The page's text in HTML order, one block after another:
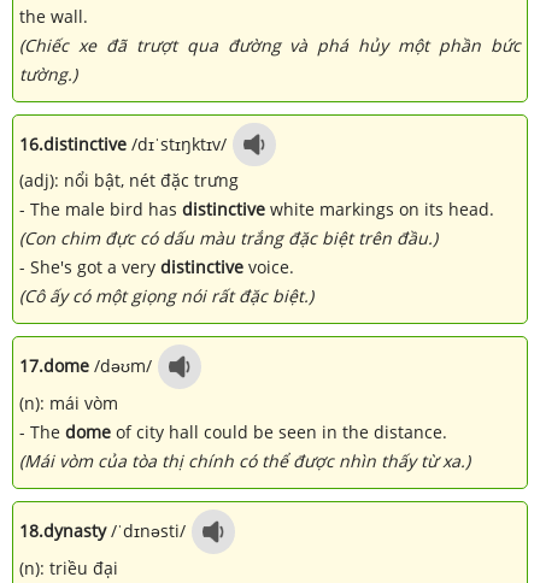
the wall.
(Chiếc xe đã trượt qua đường và phá hủy một phần bức
tường.)
16.distinctive /dɪˈstɪŋktɪv/
(adj): nổi bật, nét đặc trưng
- The male bird has distinctive white markings on its head.
(Con chim đực có dấu màu trắng đặc biệt trên đầu.)
- She's got a very distinctive voice.
(Cô ấy có một giọng nói rất đặc biệt.)
17.dome /dəʊm/
(n): mái vòm
- The dome of city hall could be seen in the distance.
(Mái vòm của tòa thị chính có thể được nhìn thấy từ xa.)
18.dynasty/ˈdɪnəsti/
(n): triều đại